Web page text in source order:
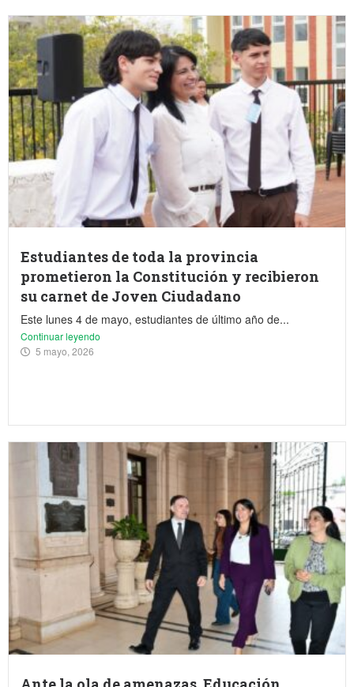
Estudiantes de toda la provincia
prometieron la Constitución y recibieron
su carnet de Joven Ciudadano
Este lunes 4 de mayo, estudiantes de último año de...
Continuar leyendo
5 mayo, 2026